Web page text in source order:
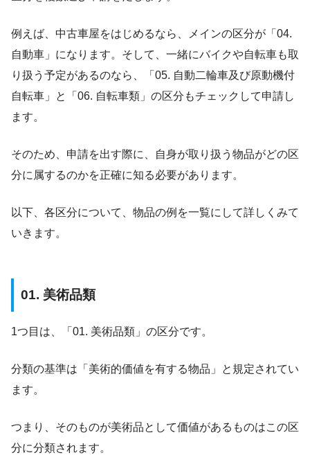
例えば、中古車屋をはじめるなら、メインの区分が「04.
自動車」になります。そして、一緒にバイクや自転車も取
り扱う予定があるのなら、「05. 自動二輪車及び原動機付
自転車」と「06. 自転車類」の区分もチェックして申請し
ます。
そのため、申請を出す際に、自身が取り扱う物品がどの区
分に属するのかを正確に知る必要があります。
以下、各区分について、物品の例を一覧にして詳しくみて
いきます。
01. 美術品類
1つ目は、「01. 美術品類」の区分です。
分類の基準は「美術的価値を有する物品」と規定されてい
ます。
つまり、そのものが美術品として価値があるものはこの区
分に分類されます。